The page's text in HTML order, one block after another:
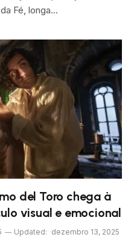
Fé, longa…
del Toro chega à
visual e emocional
Updated: dezembro 13, 2025